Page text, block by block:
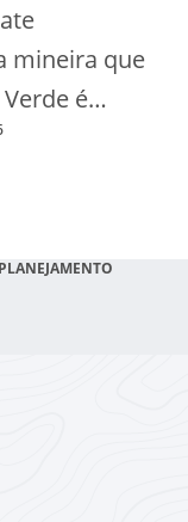
mineira que
é…
PLANEJAMENTO